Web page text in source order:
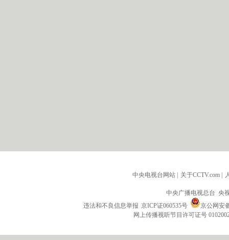
中央电视台网站 关于CCTV.com
中央广播电视总台 央
违法和不良信息举报 京ICP证060535号
京公网安
网上传播视听节目许可证号